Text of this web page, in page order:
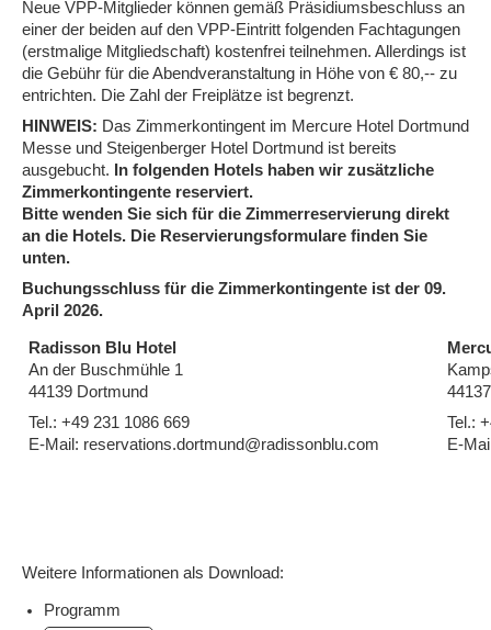
Neue VPP-Mitglieder können gemäß Präsidiumsbeschluss an
einer der beiden auf den VPP-Eintritt folgenden Fachtagungen
(erstmalige Mitgliedschaft) kostenfrei teilnehmen. Allerdings ist
die Gebühr für die Abendveranstaltung in Höhe von € 80,-- zu
entrichten. Die Zahl der Freiplätze ist begrenzt.
HINWEIS: Das Zimmerkontingent im Mercure Hotel Dortmund
Messe und Steigenberger Hotel Dortmund ist bereits
ausgebucht.
In folgenden Hotels haben wir zusätzliche
Zimmerkontingente reserviert.
Bitte wenden Sie sich für die Zimmerreservierung direkt
an die Hotels. Die Reservierungsformulare finden Sie
unten.
Buchungsschluss für die Zimmerkontingente ist der 09.
April 2026.
Radisson Blu Hotel
An der Buschmühle 1
44139 Dortmund
Tel.: +49 231 1086 669
E-Mail: reservations.dortmund@radissonblu.com
Tel.:
E-
Weitere Informationen als Download:
Programm